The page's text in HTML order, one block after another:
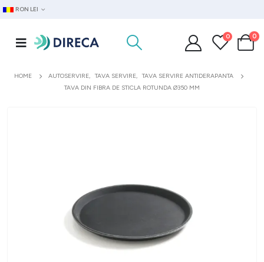
RON LEI
0 0
HOME AUTOSERVIRE, TAVA SERVIRE,
TAVA SERVIRE ANTIDERAPANTA
TAVA DIN FIBRA DE STICLA ROTUNDA Ø350 MM